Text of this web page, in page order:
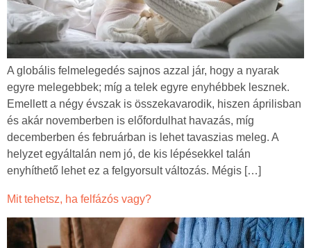
A globális felmelegedés sajnos azzal jár, hogy a nyarak
egyre melegebbek; míg a telek egyre enyhébbek lesznek.
Emellett a négy évszak is összekavarodik, hiszen áprilisban
és akár novemberben is előfordulhat havazás, míg
decemberben és februárban is lehet tavaszias meleg. A
helyzet egyáltalán nem jó, de kis lépésekkel talán
enyhíthető lehet ez a felgyorsult változás. Mégis […]
Mit tehetsz, ha felfázós vagy?